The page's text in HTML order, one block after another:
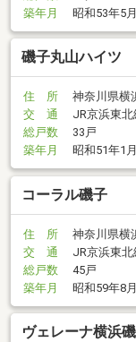
築年月
昭和53年5月
磯子丸山ハイツ
住 所
神奈川県横
交 通
JR京浜東
総戸数
33戸
築年月
昭和51年1月
コーラル磯子
住 所
神奈川県横
交 通
JR京浜東
総戸数
45戸
築年月
昭和59年8月
ヴェレーナ横浜